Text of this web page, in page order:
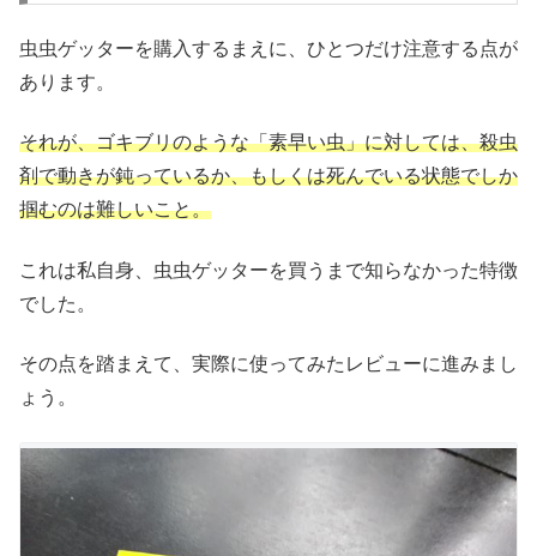
虫虫ゲッターを購入するまえに、ひとつだけ注意する点が
あります。
それが、ゴキブリのような「素早い虫」に対しては、殺虫
剤で動きが鈍っているか、もしくは死んでいる状態でしか
掴むのは難しいこと。
これは私自身、虫虫ゲッターを買うまで知らなかった特徴
でした。
その点を踏まえて、実際に使ってみたレビューに進みまし
ょう。